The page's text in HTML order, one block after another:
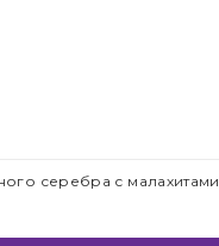
серебра с малахитами